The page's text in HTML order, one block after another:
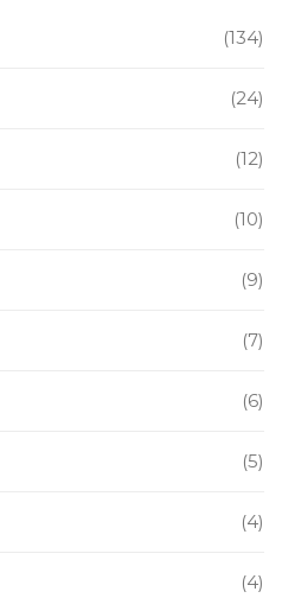
(134)
(24)
(12)
(10)
(9)
(7)
(6)
(5)
(4)
(4)